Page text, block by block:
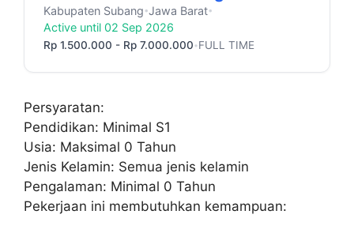
Kabupaten Subang•Jawa Barat•
Active until 02 Sep 2026
Rp 1.500.000 - Rp 7.000.000 •FULL TIME
Persyaratan:
Pendidikan: Minimal S1
Usia: Maksimal 0 Tahun
Jenis Kelamin: Semua jenis kelamin
Pengalaman: Minimal 0 Tahun
Pekerjaan ini membutuhkan kemampuan: